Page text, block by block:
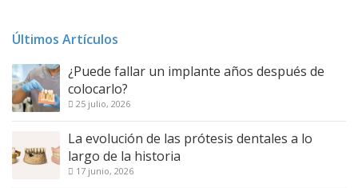
Últimos Artículos
¿Puede fallar un implante años después de
colocarlo?
25 julio, 2026
La evolución de las prótesis dentales a lo
largo de la historia
17 junio, 2026